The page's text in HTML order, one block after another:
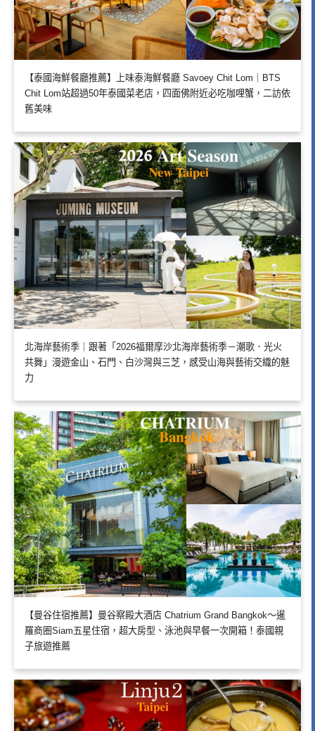
【泰國海鮮餐廳推薦】上味泰海鮮餐廳 Savoey Chit Lom｜BTS
Chit Lom站超過50年泰國菜老店，四面佛附近必吃咖哩蟹，二訪依
舊美味
北海岸藝術季｜跟著「2026福爾摩沙北海岸藝術季－潮歌．光火
共舞」漫遊金山、石門、白沙灣與三芝，感受山海與藝術交織的魅
力
【曼谷住宿推薦】曼谷察殿大酒店 Chatrium Grand Bangkok～暹
羅商圈Siam五星住宿，超大房型、泳池與早餐一次開箱！泰國親
子旅遊推薦